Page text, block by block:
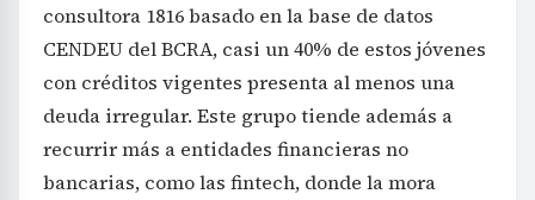
consultora 1816 basado en la base de datos
CENDEU del BCRA, casi un 40% de estos jóvenes
con créditos vigentes presenta al menos una
deuda irregular. Este grupo tiende además a
recurrir más a entidades financieras no
bancarias, como las fintech, donde la mora